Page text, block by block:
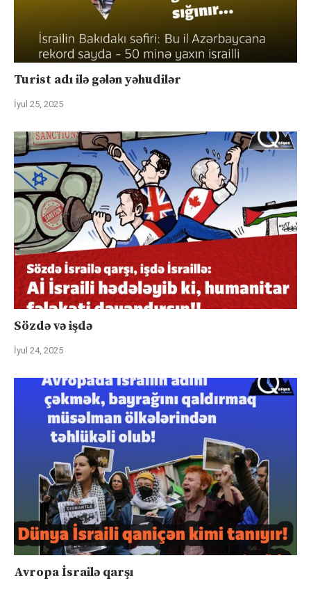
Turist adı ilə gələn yəhudilər
İyul 25, 2025
Sözdə və işdə
İyul 24, 2025
Avropa İsrailə qarşı